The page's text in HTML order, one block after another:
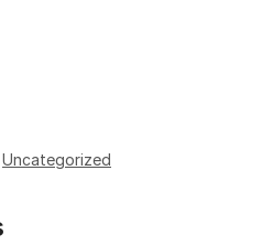
Uncategorized